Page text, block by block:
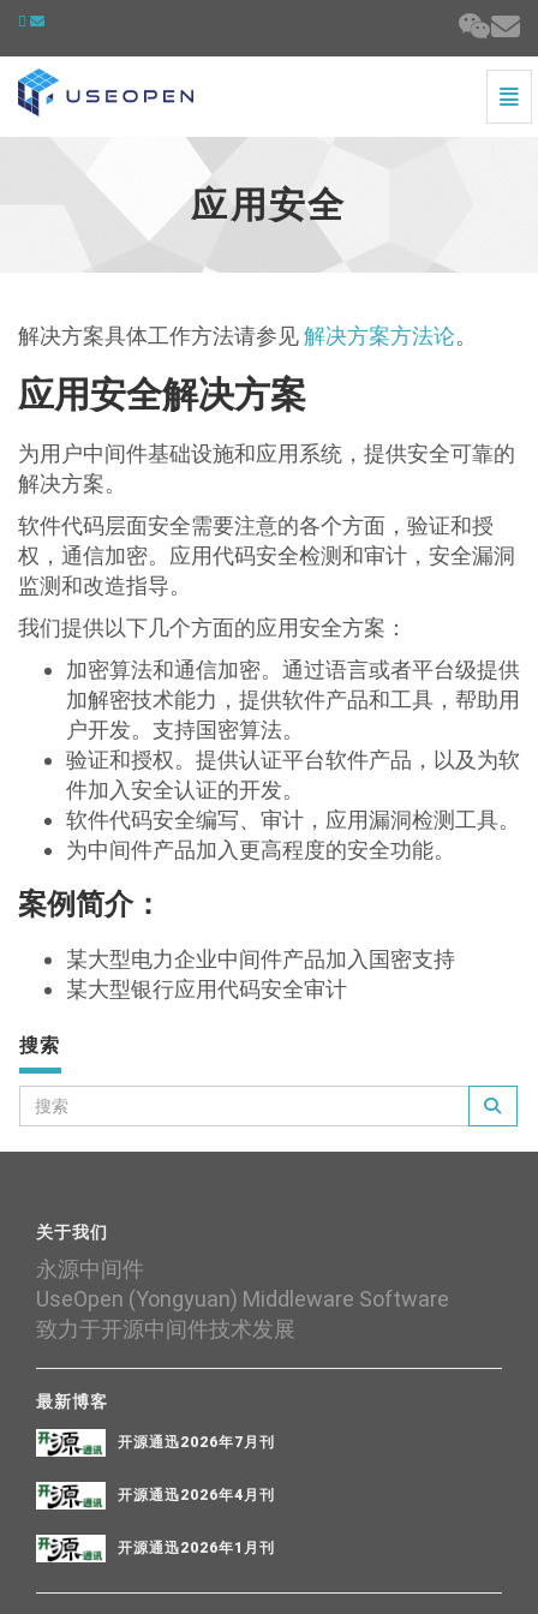
切
应用安全
解决方案具体工作方法请参见解决方案方法论。
应用安全解决方案
为用户中间件基础设施和应用系统，提供安全可靠的
解决方案。
软件代码层面安全需要注意的各个方面，验证和授
权，通信加密。应用代码安全检测和审计，安全漏洞
监测和改造指导。
我们提供以下几个方面的应用安全方案：
加密算法和通信加密。通过语言或者平台级提供
加解密技术能力，提供软件产品和工具，帮助用
户开发。支持国密算法。
验证和授权。提供认证平台软件产品，以及为软
件加入安全认证的开发。
软件代码安全编写、审计，应用漏洞检测工具。
为中间件产品加入更高程度的安全功能。
案例简介：
某大型电力企业中间件产品加入国密支持
某大型银行应用代码安全审计
搜索
关于我们
永源中间件
UseOpen (Yongyuan) Middleware Software
致力于开源中间件技术发展
最新博客
开源通迅2026年7月刊
开源通迅2026年4月刊
开源通迅2026年1月刊